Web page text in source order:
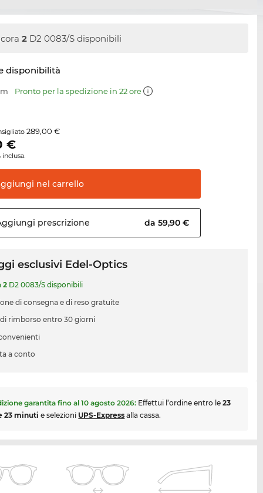
2 D2 0083/S disponibili
disponibilità
Pronto per la spedizione in 22 ore
289,00 €
€
inclusa.
nel carrello
prescrizione da 59,90 €
esclusivi Edel-Optics
2 D2 0083/S disponibili
di consegna e di reso gratuite
rimborso entro 30 giorni
a conto
garantita fino al10 agosto 2026: Effettui l’ordine entro le23
23 minuti e selezioni UPS-Express alla cassa.